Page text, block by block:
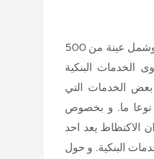
خلص استبيان أجرته منظمة الدفاع عن المستهلك بتونس، وشمل عينة من 500
الخدمات البنكية
بعض الخدمات التي
ان تلك الخدمات جيدة نوعا ما. و بخصوص
على مستوى الخدمات البنكية. اعتبر 50.7 بالمائة ان الاكتظاظ يعد احد
و 24 بالمائة الى تدني الخدمات البنكية. و حول